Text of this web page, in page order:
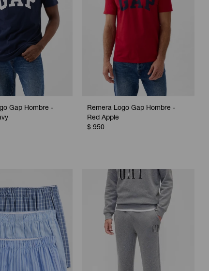
Gap Hombre -
Remera Logo Gap Hombre -
Red Apple
$ 950